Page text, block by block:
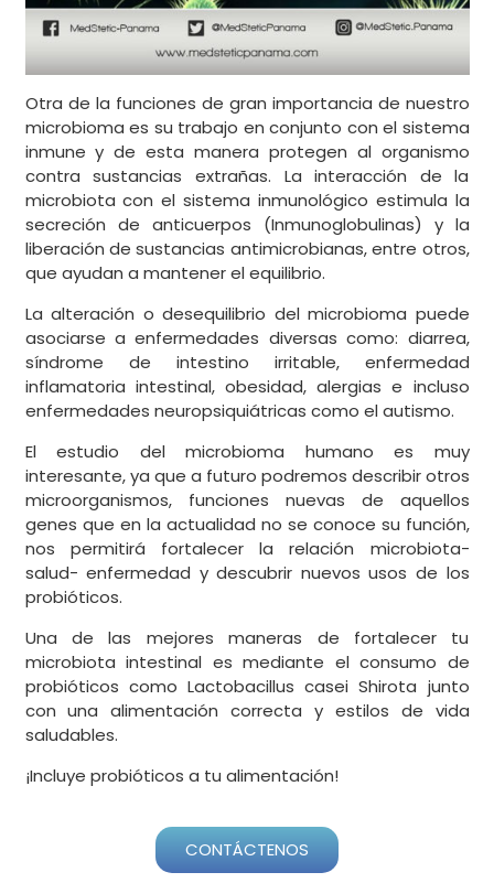
Otra de la funciones de gran importancia de nuestro
microbioma es su trabajo en conjunto con el sistema
inmune y de esta manera protegen al organismo
contra sustancias extrañas. La interacción de la
microbiota con el sistema inmunológico estimula la
secreción de anticuerpos (Inmunoglobulinas) y la
liberación de sustancias antimicrobianas, entre otros,
que ayudan a mantener el equilibrio.
La alteración o desequilibrio del microbioma puede
asociarse a enfermedades diversas como: diarrea,
síndrome de intestino irritable, enfermedad
inflamatoria intestinal, obesidad, alergias e incluso
enfermedades neuropsiquiátricas como el autismo.
El estudio del microbioma humano es muy
interesante, ya que a futuro podremos describir otros
microorganismos, funciones nuevas de aquellos
genes que en la actualidad no se conoce su función,
nos permitirá fortalecer la relación microbiota-
salud- enfermedad y descubrir nuevos usos de los
probióticos.
Una de las mejores maneras de fortalecer tu
microbiota intestinal es mediante el consumo de
probióticos como Lactobacillus casei Shirota junto
con una alimentación correcta y estilos de vida
saludables.
¡Incluye probióticos a tu alimentación!
CONTÁCTENOS